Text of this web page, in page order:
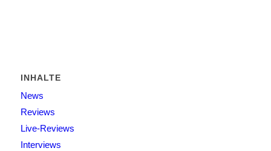
INHALTE
News
Reviews
Live-Reviews
Interviews